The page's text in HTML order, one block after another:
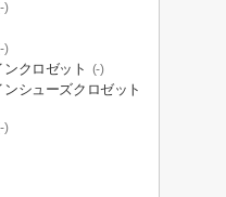
)
)
クロゼット (-)
ンシューズクロゼット
)